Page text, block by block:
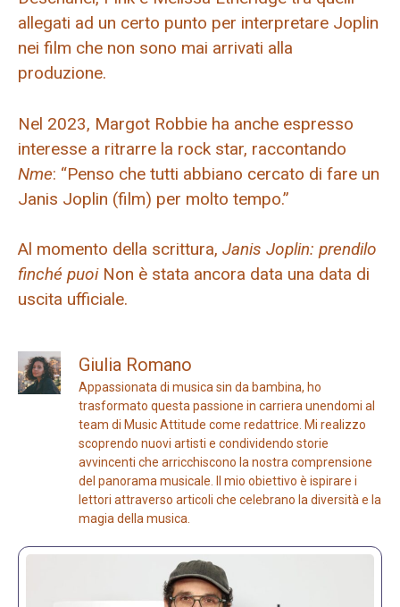
allegati ad un certo punto per interpretare Joplin
nei film che non sono mai arrivati ​​alla
produzione.
Nel 2023, Margot Robbie ha anche espresso
interesse a ritrarre la rock star, raccontando
Nme: “Penso che tutti abbiano cercato di fare un
Janis Joplin (film) per molto tempo.”
Al momento della scrittura, Janis Joplin: prendilo
finché puoiNon è stata ancora data una data di
uscita ufficiale.
Giulia Romano
Appassionata di musica sin da bambina, ho
trasformato questa passione in carriera unendomi al
team di Music Attitude come redattrice. Mi realizzo
scoprendo nuovi artisti e condividendo storie
avvincenti che arricchiscono la nostra comprensione
del panorama musicale. Il mio obiettivo è ispirare i
lettori attraverso articoli che celebrano la diversità e la
magia della musica.